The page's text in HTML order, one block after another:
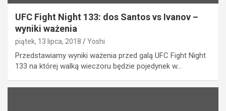
UFC Fight Night 133: dos Santos vs Ivanov –
wyniki ważenia
piątek, 13 lipca, 2018 Yoshi
Przedstawiamy wyniki ważenia przed galą UFC Fight Night
133 na której walką wieczoru będzie pojedynek w…